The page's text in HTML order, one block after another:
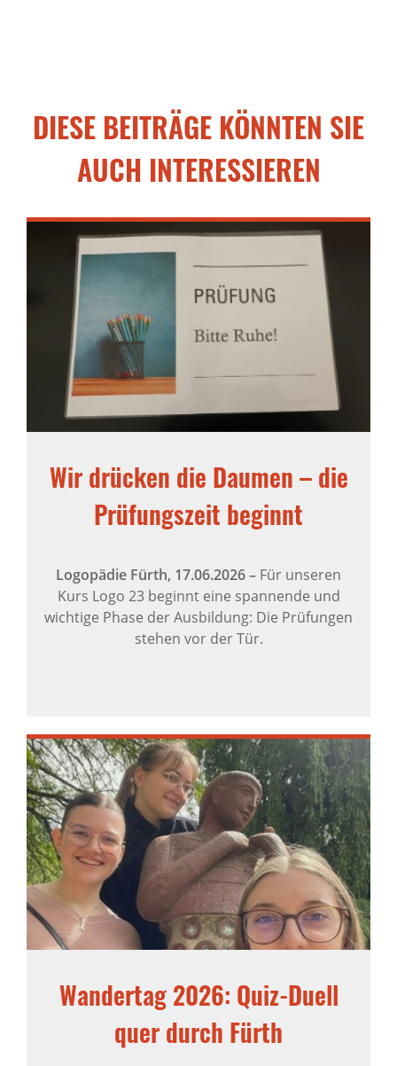
DIESE BEITRÄGE KÖNNTEN SIE
AUCH INTERESSIEREN
Wir drücken die Daumen – die
Prüfungszeit beginnt
Logopädie Fürth, 17.06.2026– Für unseren
Kurs Logo 23 beginnt eine spannende und
wichtige Phase der Ausbildung: Die Prüfungen
stehen vor der Tür.
Wandertag 2026: Quiz-Duell
quer durch Fürth